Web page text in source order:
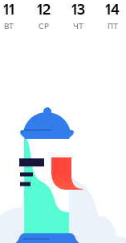
11
ВТ
12
СР
13
ЧТ
14
ПТ